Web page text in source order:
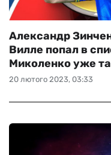
20 лютого 2023, 03:33
Александр
Вилле попал в
Миколенко уже